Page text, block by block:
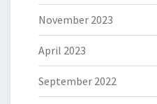
November 2023
April 2023
September 2022